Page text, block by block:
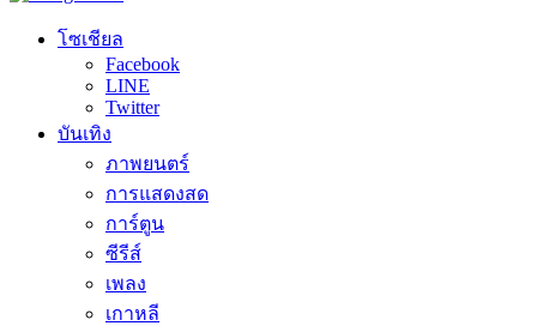
โซเชียล
Facebook
LINE
Twitter
บันเทิง
ภาพยนตร์
การแสดงสด
การ์ตูน
ซีรีส์
เพลง
เกาหลี